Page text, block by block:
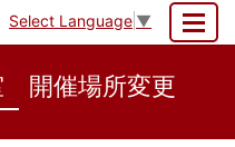
Select Language ▼
開催場所変更